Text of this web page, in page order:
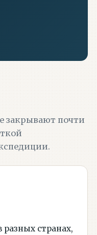
закрывают почти
странах,